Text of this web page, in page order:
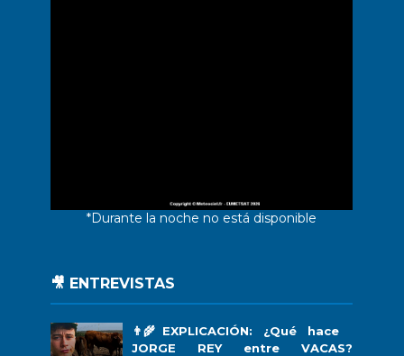
*Durante la noche no está disponible
🎥 ENTREVISTAS
👨‍🌾EXPLICACIÓN: ¿Qué hace
JORGE REY entre VACAS?